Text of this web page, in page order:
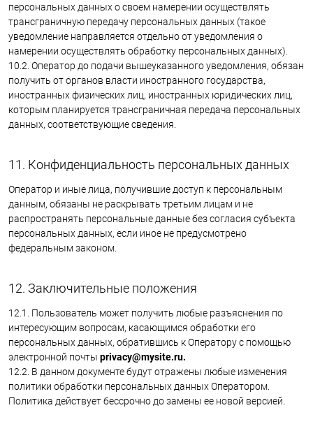
персональных данных о своем намерении осуществлять
трансграничную передачу персональных данных (такое
уведомление направляется отдельно от уведомления о
намерении осуществлять обработку персональных данных).
10.2. Оператор до подачи вышеуказанного уведомления, обязан
получить от органов власти иностранного государства,
иностранных физических лиц, иностранных юридических лиц,
которым планируется трансграничная передача персональных
данных, соответствующие сведения.
11. Конфиденциальность персональных данных
Оператор и иные лица, получившие доступ к персональным
данным, обязаны не раскрывать третьим лицам и не
распространять персональные данные без согласия субъекта
персональных данных, если иное не предусмотрено
федеральным законом.
12. Заключительные положения
12.1. Пользователь может получить любые разъяснения по
интересующим вопросам, касающимся обработки его
персональных данных, обратившись к Оператору с помощью
электронной почты privacy@mysite.ru.
12.2. В данном документе будут отражены любые изменения
политики обработки персональных данных Оператором.
Политика действует бессрочно до замены ее новой версией.